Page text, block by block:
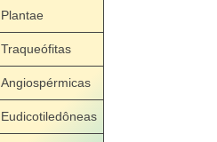
Plantae
Traqueófitas
Angiospérmicas
Eudicotiledôneas